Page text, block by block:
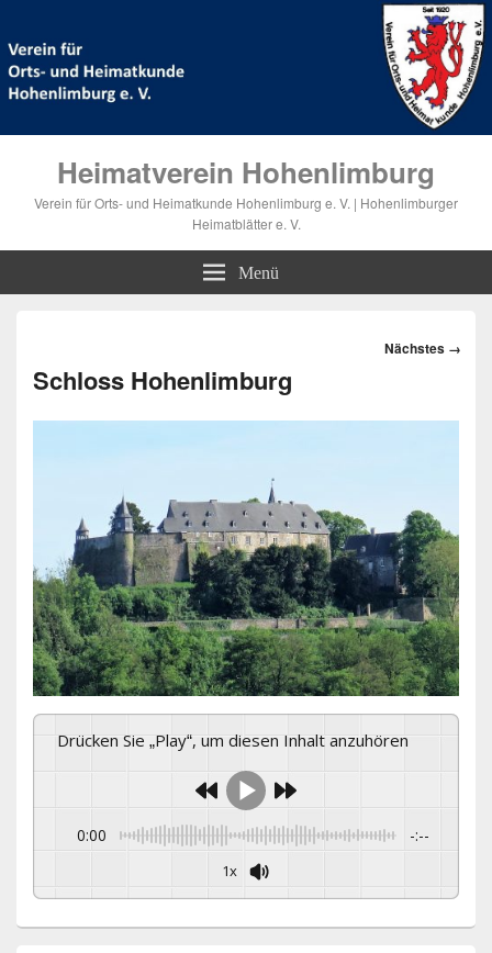
Heimatverein Hohenlimburg
Verein für Orts- und Heimatkunde Hohenlimburg e. V. | Hohenlimburger
Heimatblätter e. V.
Menü
Bilder-
Nächstes →
Schloss Hohenlimburg
Drücken Sie „Play“, um diesen Inhalt anzuhören
0:00 -:--
1x